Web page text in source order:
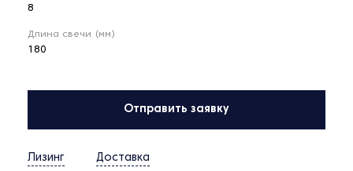
8
Длина свечи (мм)
180
Отправить заявку
Лизинг Доставка